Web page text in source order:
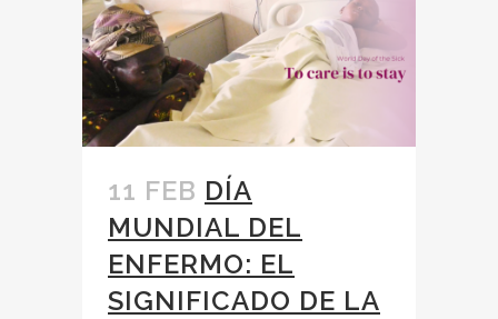
11 FEB DÍA
MUNDIAL DEL
ENFERMO: EL
SIGNIFICADO DE LA